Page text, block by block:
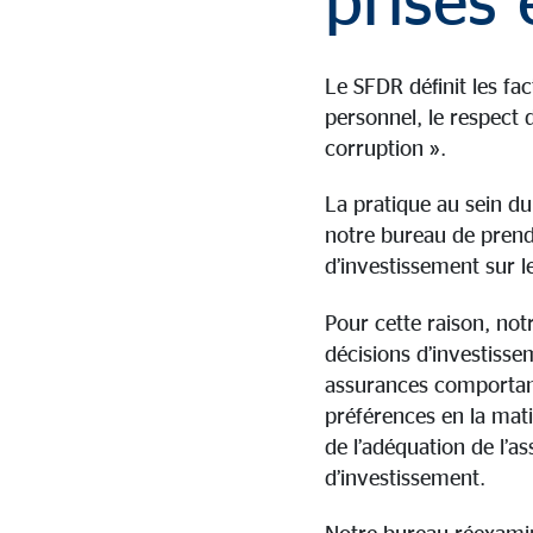
Le SFDR définit les
personnel, le respect
corruption ».
La pratique au sein
notre bureau de
d’investissement sur
Pour cette raison,
décisions
assurances
préférences en la
de l’adéquation de
d’investissement.